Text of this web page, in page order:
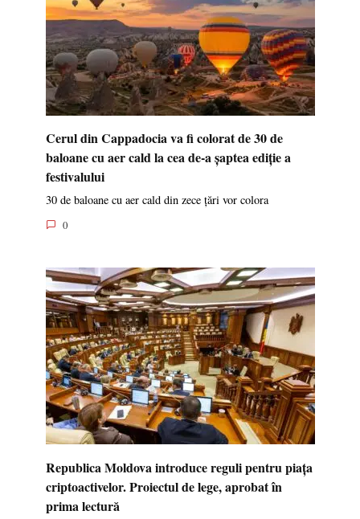
Cerul din Cappadocia va fi colorat de 30 de
baloane cu aer cald la cea de-a șaptea ediție a
festivalului
30 de baloane cu aer cald din zece țări vor colora
0
Republica Moldova introduce reguli pentru piața
criptoactivelor. Proiectul de lege, aprobat în
prima lectură